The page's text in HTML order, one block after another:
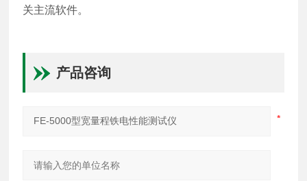
关主流软件。
产品咨询